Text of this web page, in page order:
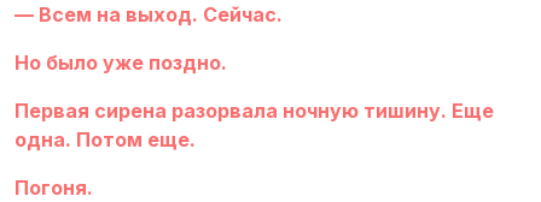
— Всем на выход. Сейчас.
Но было уже поздно.
Первая сирена разорвала ночную тишину. Еще
одна. Потом еще.
Погоня.